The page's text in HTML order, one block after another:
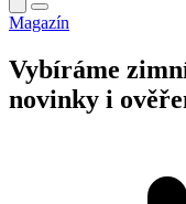
Magazín
Vybíráme
novinky i